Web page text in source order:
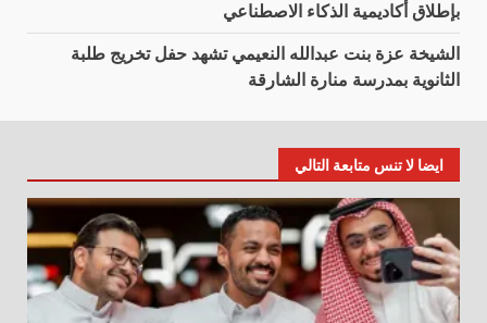
بإطلاق أكاديمية الذكاء الاصطناعي
الشيخة عزة بنت عبدالله النعيمي تشهد حفل تخريج طلبة
الثانوية بمدرسة منارة الشارقة
ايضا لا تنس متابعة التالي